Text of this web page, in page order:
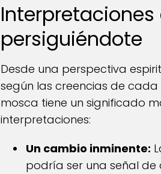
persiguiéndote
Desde una perspectiva
según las creencias de
mosca tiene un significado
interpretaciones:
Un cambio inminente:
podría ser una señal